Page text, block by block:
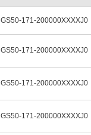
GS50-171-200000XXXXJ0
GS50-171-200000XXXXJ0
GS50-171-200000XXXXJ0
GS50-171-200000XXXXJ0